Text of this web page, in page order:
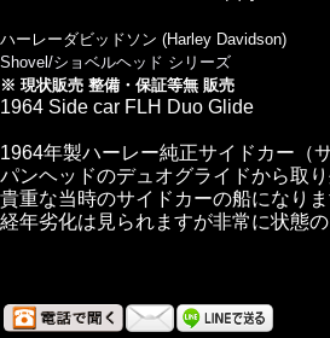
ハーレーダビッドソン (Harley Davidson)
Shovel/ショベルヘッド シリーズ
※ 現状販売 整備・保証等無 販売
1964 Side car FLH Duo Glide
1964年製ハーレー純正サイドカー（
パンヘッドのデュオグライドから取
貴重な当時のサイドカーの船になり
経年劣化は見られますが非常に状態